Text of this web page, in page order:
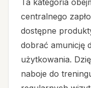
centralnego
dostępne
dobrać amunicję
użytkowania.
naboje do